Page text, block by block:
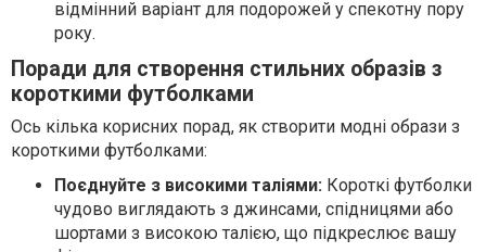
відмінний варіант для подорожей у спекотну пору
року.
Поради для створення стильних образів з
короткими футболками
Ось кілька корисних порад, як створити модні образи з
короткими футболками:
Поєднуйте з високими таліями: Короткі футболки
чудово виглядають з джинсами, спідницями або
шортами з високою талією, що підкреслює вашу